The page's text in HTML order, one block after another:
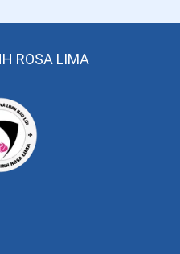
ROSA LIMA